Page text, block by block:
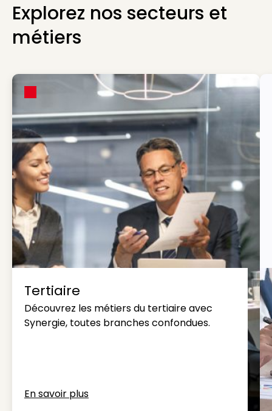
Explorez nos secteurs et
métiers
Tertiaire
Découvrez les métiers du tertiaire avec
Synergie, toutes branches confondues.
En savoir plus